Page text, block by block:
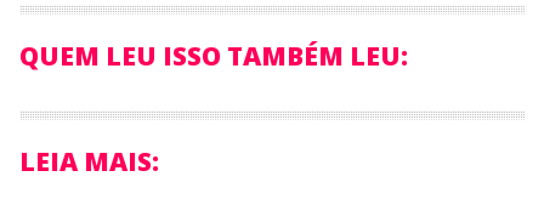
QUEM LEU ISSO TAMBÉM LEU:
LEIA MAIS: